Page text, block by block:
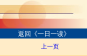
返回《一日一读》
上一页